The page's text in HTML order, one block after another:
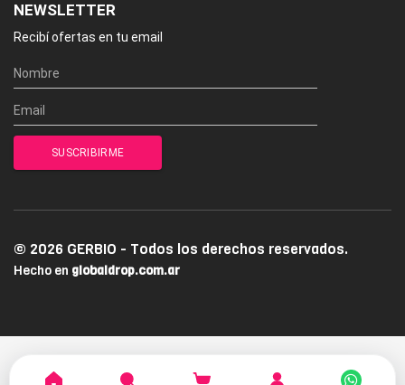
NEWSLETTER
Recibí ofertas en tu email
© 2026 GERBIO - Todos los derechos reservados.
Hecho en globaldrop.com.ar